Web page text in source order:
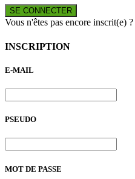
SE CONNECTER
Vous n'êtes pas encore inscrit(e) ?
INSCRIPTION
E-MAIL
PSEUDO
MOT DE PASSE